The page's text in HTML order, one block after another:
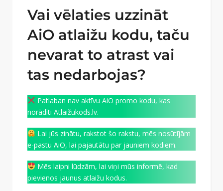
Vai vēlaties uzzināt
AiO atlaižu kodu, taču
nevarat to atrast vai
tas nedarbojas?
Patlaban nav aktīvu AiO promo kodu, kas
norādīti Atlaižukods.lv.
Lai jūs zinātu, rakstot šo rakstu, mēs nosūtījām
e-pastu AiO, lai pajautātu par jauniem kodiem.
Mēs laipni lūdzām, lai viņi mūs informē, kad
pievienos jaunus atlaižu kodus.